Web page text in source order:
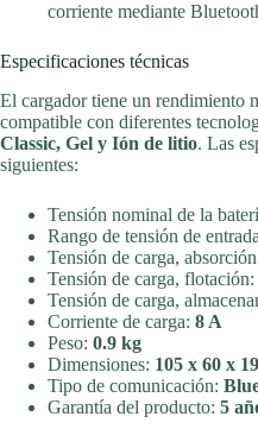
corriente mediante
Especificaciones técnicas
El cargador tiene un rendimiento
compatible con diferentes
Classic, Gel y Ión de litio. Las
siguientes:
Tensión nominal de la
Rango de tensión de
Tensión de carga,
Tensión de carga, flotación:
Tensión de carga,
Corriente de carga: 8 A
Peso: 0.9 kg
Dimensiones: 105 x 60 x
Tipo de comunicación:
Garantía del producto: 5